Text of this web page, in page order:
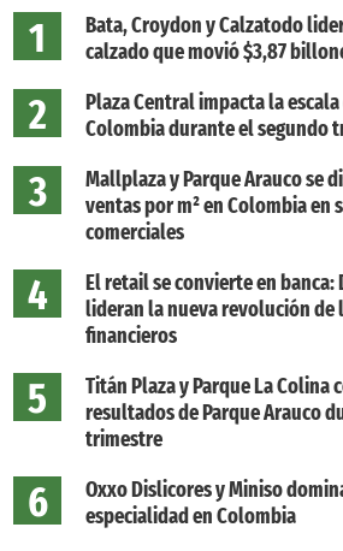
1
Bata, Croydon y Calzatodo
calzado que movió $3,87
2
Plaza Central impacta la
Colombia durante el segundo
3
Mallplaza y Parque Arauco se
ventas por m² en Colombia en
comerciales
4
El retail se convierte en banca:
lideran la nueva revolución de
financieros
5
Titán Plaza y Parque La Colina
resultados de Parque Arauco
trimestre
6
Oxxo Dislicores y Miniso
especialidad en Colombia